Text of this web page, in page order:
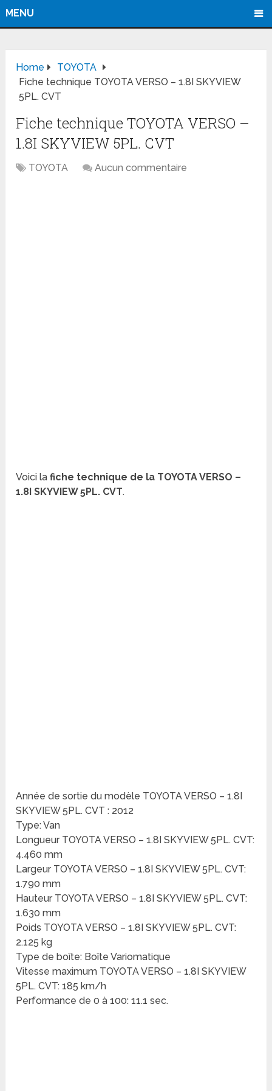
MENU
Home
TOYOTA
Fiche technique TOYOTA VERSO – 1.8I SKYVIEW
5PL. CVT
Fiche technique TOYOTA VERSO –
1.8I SKYVIEW 5PL. CVT
TOYOTA Aucun commentaire
Voici la fiche technique de la TOYOTA VERSO –
1.8I SKYVIEW 5PL. CVT.
Année de sortie du modèle TOYOTA VERSO – 1.8I
SKYVIEW 5PL. CVT : 2012
Type: Van
Longueur TOYOTA VERSO – 1.8I SKYVIEW 5PL. CVT:
4.460 mm
Largeur TOYOTA VERSO – 1.8I SKYVIEW 5PL. CVT:
1.790 mm
Hauteur TOYOTA VERSO – 1.8I SKYVIEW 5PL. CVT:
1.630 mm
Poids TOYOTA VERSO – 1.8I SKYVIEW 5PL. CVT:
2.125 kg
Type de boîte: Boîte Variomatique
Vitesse maximum TOYOTA VERSO – 1.8I SKYVIEW
5PL. CVT: 185 km/h
Performance de 0 à 100: 11.1 sec.